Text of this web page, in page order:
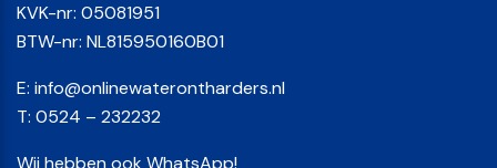
KVK-nr: 05081951
BTW-nr: NL815950160B01
E: info@onlinewaterontharders.nl
T: 0524 – 232232
Wij hebben ook WhatsApp!